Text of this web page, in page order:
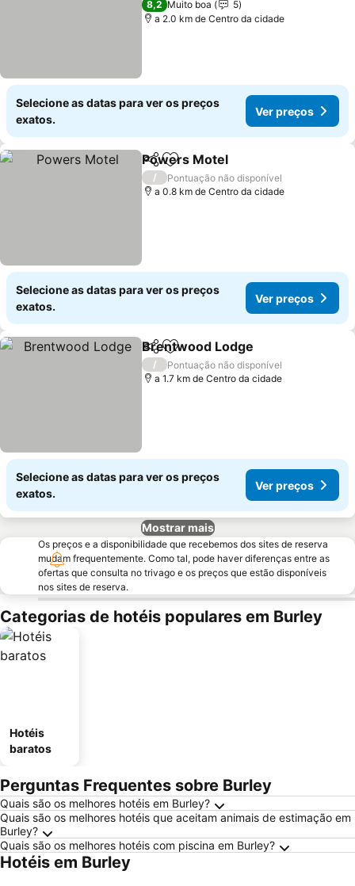
8,2 Muito boa
5
a 2.0 km de Centro da cidade
Selecione as datas para ver os preços
exatos.
Ver preços
PartilharAdicionar aos favoritos
Powers Motel
/
Pontuação não disponível
a 0.8 km de Centro da cidade
Selecione as datas para ver os preços
exatos.
Ver preços
PartilharAdicionar aos favoritos
Brentwood Lodge
/
Pontuação não disponível
a 1.7 km de Centro da cidade
Selecione as datas para ver os preços
exatos.
Ver preços
Mostrar mais
Os preços e a disponibilidade que recebemos dos sites de reserva
mudam frequentemente. Como tal, pode haver diferenças entre as
ofertas que consulta no trivago e os preços que estão disponíveis
nos sites de reserva.
Categorias de hotéis populares em Burley
Hotéis
baratos
Perguntas Frequentes sobre Burley
Quais são os melhores hotéis em Burley?
Quais são os melhores hotéis que aceitam animais de estimação em
Burley?
Quais são os melhores hotéis com piscina em Burley?
Hotéis em Burley